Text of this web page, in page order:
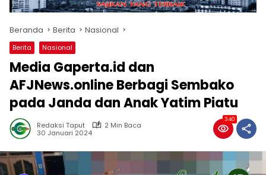
Beranda Berita Nasional
Berita Nasional
Media Gaperta.id dan
AFJNews.online Berbagi Sembako
pada Janda dan Anak Yatim Piatu
Redaksi Taput
2 Min Baca
30 Januari 2024
340